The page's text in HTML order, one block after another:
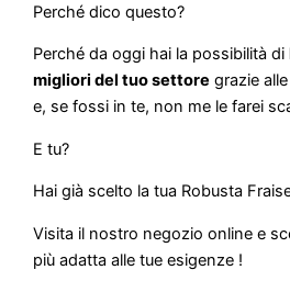
Perché dico questo?
Perché da oggi hai la possibilità di
migliori del tuo settore grazie
e, se fossi in te, non me le farei
E tu?
Hai già scelto la tua Robusta
Visita il nostro negozio online e
più adatta alle tue esigenze !